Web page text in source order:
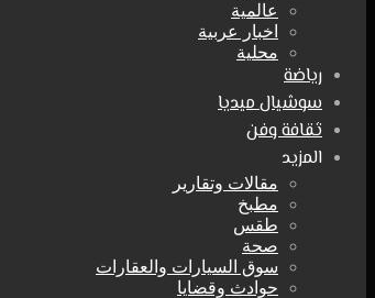
عالمية
اخبار عربية
محلية
رياضة
سوشيال ميديا
ثقافة وفن
المزيد
مقالات وتقارير
مطبخ
طقس
صحة
سوق السيارات والعقارات
حوادث وقضايا